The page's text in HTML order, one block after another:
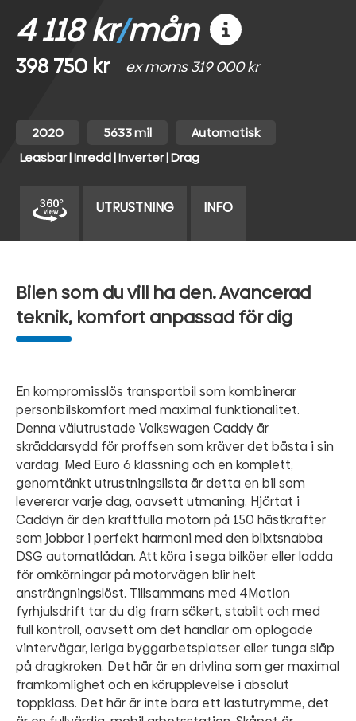
4 118 kr/mån
398 750 kr ex moms 319 000 kr
2020 5633 mil
Automatisk
Leasbar | Inredd | Inverter | Drag
UTRUSTNING INFO
Bilen som du vill ha den. Avancerad
teknik, komfort anpassad för dig
En kompromisslös transportbil som kombinerar
personbilskomfort med maximal funktionalitet.
Denna välutrustade Volkswagen Caddy är
skräddarsydd för proffsen som kräver det bästa i sin
vardag. Med Euro 6 klassning och en komplett,
genomtänkt utrustningslista är detta en bil som
levererar varje dag, oavsett utmaning. Hjärtat i
Caddyn är den kraftfulla motorn på 150 hästkrafter
som jobbar i perfekt harmoni med den blixtsnabba
DSG automatlådan. Att köra i sega bilköer eller ladda
för omkörningar på motorvägen blir helt
ansträngningslöst. Tillsammans med 4Motion
fyrhjulsdrift tar du dig fram säkert, stabilt och med
full kontroll, oavsett om det handlar om oplogade
vintervägar, leriga byggarbetsplatser eller tunga släp
på dragkroken. Det här är en drivlina som ger maximal
framkomlighet och en körupplevelse i absolut
toppklass. Det här är inte bara ett lastutrymme, det